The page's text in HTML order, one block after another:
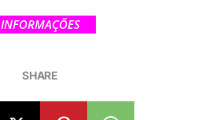
INFORMAÇÕES
SHARE